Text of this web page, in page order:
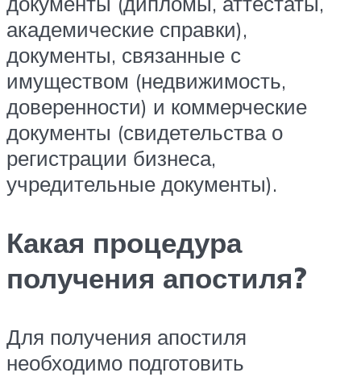
академические справки),
документы, связанные с
имуществом (недвижимость,
доверенности) и коммерческие
документы (свидетельства о
регистрации бизнеса,
учредительные документы).
Какая процедура
получения апостиля?
Для получения апостиля
необходимо подготовить